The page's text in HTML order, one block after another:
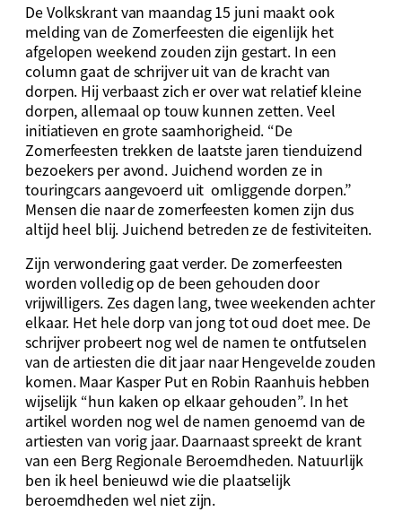
De Volkskrant van maandag 15 juni maakt ook
melding van de Zomerfeesten die eigenlijk het
afgelopen weekend zouden zijn gestart. In een
column gaat de schrijver uit van de kracht van
dorpen. Hij verbaast zich er over wat relatief kleine
dorpen, allemaal op touw kunnen zetten. Veel
initiatieven en grote saamhorigheid. “De
Zomerfeesten trekken de laatste jaren tienduizend
bezoekers per avond. Juichend worden ze in
touringcars aangevoerd uit omliggende dorpen.”
Mensen die naar de zomerfeesten komen zijn dus
altijd heel blij. Juichend betreden ze de festiviteiten.
Zijn verwondering gaat verder. De zomerfeesten
worden volledig op de been gehouden door
vrijwilligers. Zes dagen lang, twee weekenden achter
elkaar. Het hele dorp van jong tot oud doet mee. De
schrijver probeert nog wel de namen te ontfutselen
van de artiesten die dit jaar naar Hengevelde zouden
komen. Maar Kasper Put en Robin Raanhuis hebben
wijselijk “hun kaken op elkaar gehouden”. In het
artikel worden nog wel de namen genoemd van de
artiesten van vorig jaar. Daarnaast spreekt de krant
van een Berg Regionale Beroemdheden. Natuurlijk
ben ik heel benieuwd wie die plaatselijk
beroemdheden wel niet zijn.